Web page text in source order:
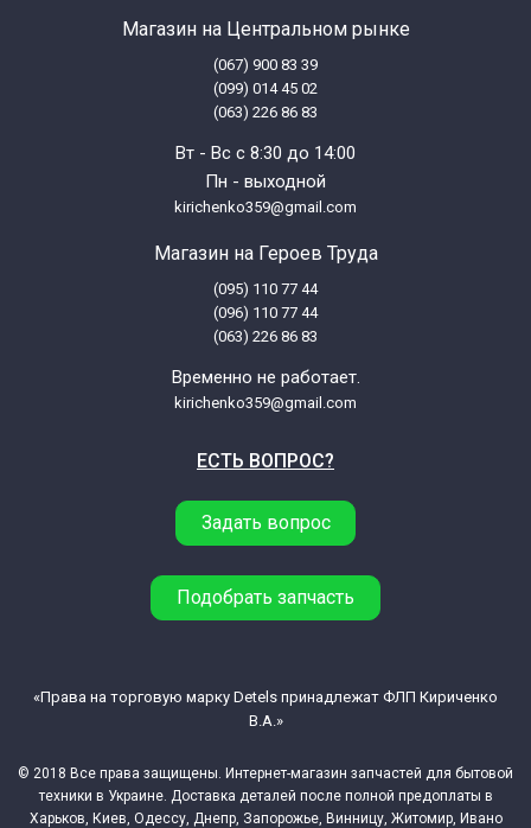
Beko LL5002 7104582000
Beko LL6002 7104581700
Beko LL600A 6212429000
Beko LL600THN 6212427100
Beko LL850A 6208419000
Beko LV6004NS 7102481300
Beko LV6006RS 7102481200
Beko LV605RS 7104683900
Beko UKWM1210 7103881100
Beko UKWM1210S 7103981100
Магазин на Центральном рынке
(067) 900 83 39
(099) 014 45 02
(063) 226 86 83
Вт - Вс с 8:30 до 14:00
Пн - выходной
kirichenko359@gmail.com
Магазин на Героев Труда
(095) 110 77 44
(096) 110 77 44
(063) 226 86 83
Временно не работает.
kirichenko359@gmail.com
ЕСТЬ ВОПРОС?
Задать вопрос
Подобрать запчасть
© 2018 Все права защищены. Интернет-магазин запчастей для бытовой
техники в Украине. Доставка деталей после полной предоплаты в
Харьков, Киев, Одессу, Днепр, Запорожье, Винницу, Житомир, Ивано
«Права на торговую марку Detels принадлежат ФЛП Кириченко
В.А.»